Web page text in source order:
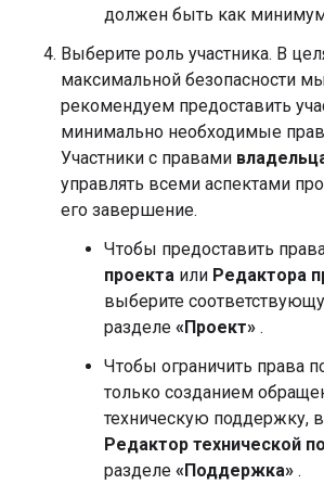
должен быть как минимум
Выберите роль участника. В
максимальной безопасности
рекомендуем предоставить
минимально необходимые
Участники с правами
управлять всеми аспектами
его завершение.
Чтобы предоставить
проекта или Редактора
выберите
разделе «Проект» .
Чтобы ограничить права
только созданием
техническую поддержку,
Редактор технической
разделе «Поддержка» .